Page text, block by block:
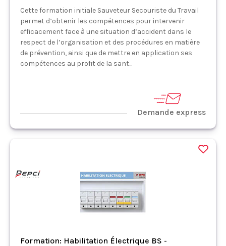
Cette formation initiale Sauveteur Secouriste du Travail
permet d’obtenir les compétences pour intervenir
efficacement face à une situation d’accident dans le
respect de l’organisation et des procédures en matière
de prévention, ainsi que de mettre en application ses
compétences au profit de la sant...
Demande express
Formation: Habilitation Électrique BS -